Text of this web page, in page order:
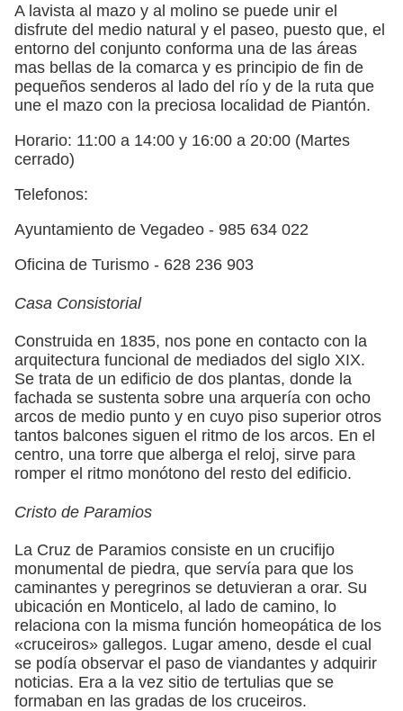
A lavista al mazo y al molino se puede unir el
disfrute del medio natural y el paseo, puesto que, el
entorno del conjunto conforma una de las áreas
mas bellas de la comarca y es principio de fin de
pequeños senderos al lado del río y de la ruta que
une el mazo con la preciosa localidad de Piantón.
Horario: 11:00 a 14:00 y 16:00 a 20:00 (Martes
cerrado)
Telefonos:
Ayuntamiento de Vegadeo - 985 634 022
Oficina de Turismo - 628 236 903
Casa Consistorial
Construida en 1835, nos pone en contacto con la
arquitectura funcional de mediados del siglo XIX.
Se trata de un edificio de dos plantas, donde la
fachada se sustenta sobre una arquería con ocho
arcos de medio punto y en cuyo piso superior otros
tantos balcones siguen el ritmo de los arcos. En el
centro, una torre que alberga el reloj, sirve para
romper el ritmo monótono del resto del edificio.
Cristo de Paramios
La Cruz de Paramios consiste en un crucifijo
monumental de piedra, que servía para que los
caminantes y peregrinos se detuvieran a orar. Su
ubicación en Monticelo, al lado de camino, lo
relaciona con la misma función homeopática de los
«cruceiros» gallegos. Lugar ameno, desde el cual
se podía observar el paso de viandantes y adquirir
noticias. Era a la vez sitio de tertulias que se
formaban en las gradas de los cruceiros.